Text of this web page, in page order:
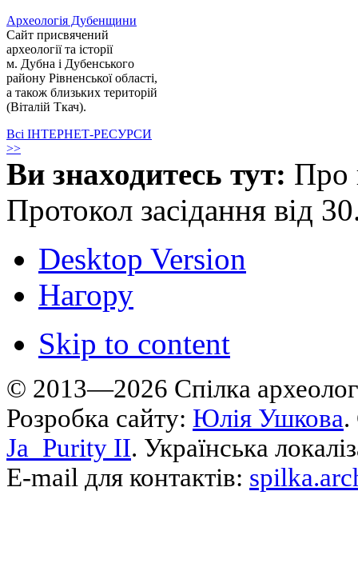
Археологія Дубенщини
Сайт присвячений
археології та історії
м. Дубна і Дубенського
району Рівненської області,
а також близьких територій
(Віталій Ткач).
Всі ІНТЕРНЕТ-РЕСУРСИ
>>
Ви знаходитесь тут: Про
Протокол засідання від
Desktop Version
Нагору
Skip to content
© 2013—2026 Cпілка
Розробка сайту: Юлія Ушкова.
Ja_Purity II. Українська
E-mail для контактів: